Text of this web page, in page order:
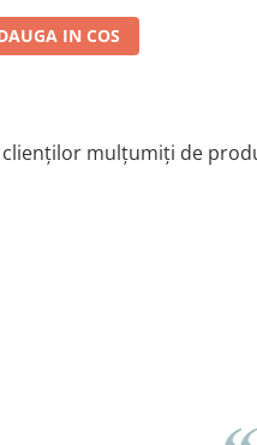
IN COS
clienților mulțumiți de